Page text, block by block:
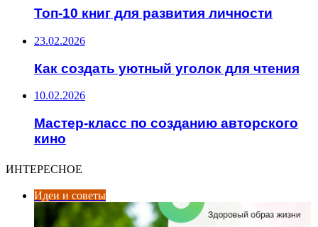
Топ-10 книг для развития личности
23.02.2026
Как создать уютный уголок для чтения
10.02.2026
Мастер-класс по созданию авторского
кино
ИНТЕРЕСНОЕ
Идеи и советы